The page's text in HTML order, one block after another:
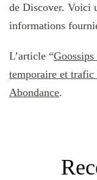
de Discover. Voici
informations
L’article “
temporaire et
Abondance.